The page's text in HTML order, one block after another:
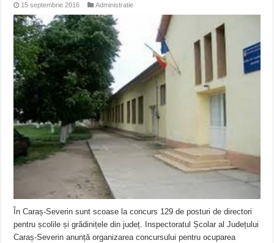
15 septembrie 2016 Administratie
În Caraș-Severin sunt scoase la concurs 129 de posturi de directori
pentru școlile și grădinițele din județ. Inspectoratul Școlar al Județului
Caraș-Severin anunță organizarea concursului pentru ocuparea